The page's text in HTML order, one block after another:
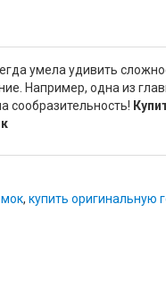
умела удивить
Например, одна из
сообразительность!
, купить оригинальную